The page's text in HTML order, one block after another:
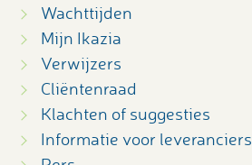
Wachttijden
Mijn Ikazia
Verwijzers
Cliëntenraad
Klachten of suggesties
Informatie voor leveranciers